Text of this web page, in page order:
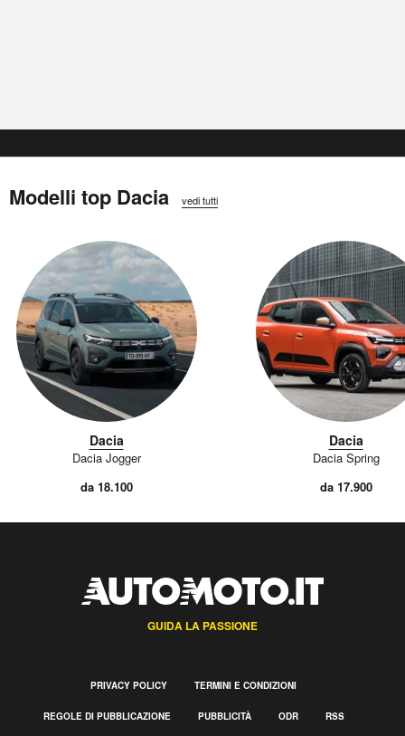
Modelli top Dacia vedi tutti
Dacia
Dacia Jogger
da 18.100
Dacia
Dacia Spring
da 17.900
GUIDA LA PASSIONE
PRIVACY POLICY TERMINI E CONDIZIONI
REGOLE DI PUBBLICAZIONE PUBBLICITÀ ODR RSS